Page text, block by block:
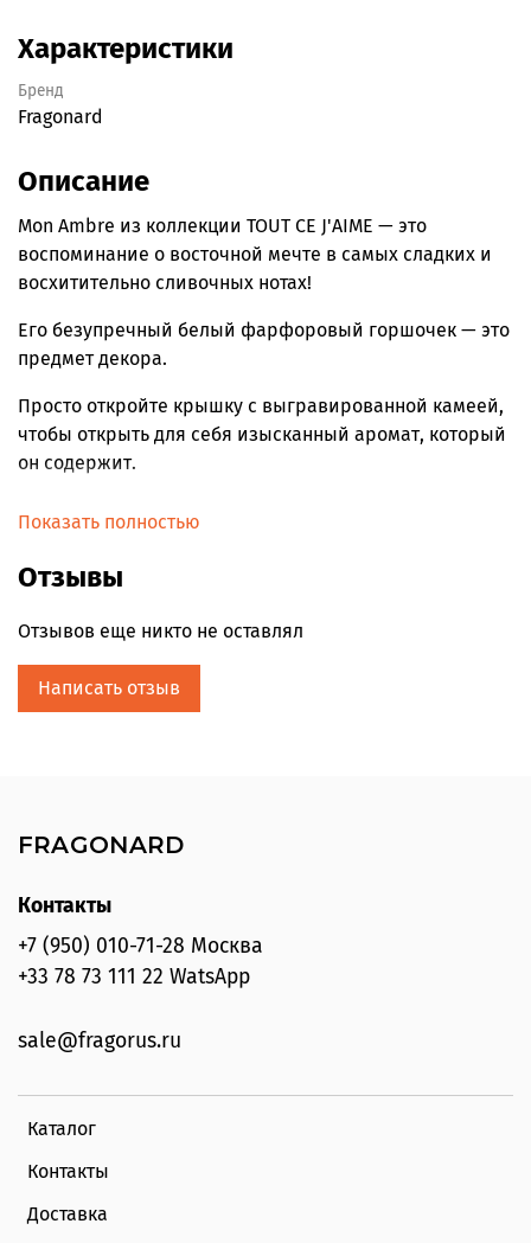
Характеристики
Бренд
Fragonard
Описание
Mon Ambre из коллекции TOUT CE J'AIME — это
воспоминание о восточной мечте в самых сладких и
восхитительно сливочных нотах!
Его безупречный белый фарфоровый горшочек — это
предмет декора.
Просто откройте крышку с выгравированной камеей,
чтобы открыть для себя изысканный аромат, который
он содержит.
Условия использования:
Не ставьте свечу на хрупкую поверхность.
Показать полностью
Отзывы
Отзывов еще никто не оставлял
Написать отзыв
FRAGONARD
Каталог
Контакты
Доставка
Контакты
+7 (950) 010-71-28 Москва
+33 78 73 111 22 WatsApp
sale@fragorus.ru